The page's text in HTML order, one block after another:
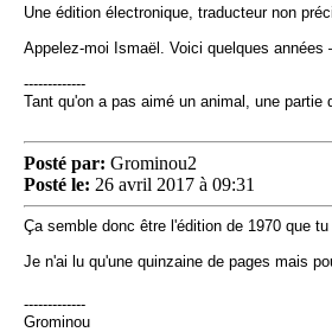
Une édition électronique, traducteur non
Appelez-moi Ismaël. Voici quelques années
-------------
Tant qu'on a pas aimé un animal, une
Posté par: Grominou2
Posté le: 26 avril 2017 à 09:31
Ça semble donc être l'édition de 1970 que
Je n'ai lu qu'une quinzaine de pages mais
-------------
Grominou